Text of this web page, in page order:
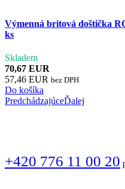
Výmenná britová doštička
ks
Skladem
70,67 EUR
57,46 EUR bez DPH
Do košíka
PredchádzajúceĎalej
+420 776 11 00 20